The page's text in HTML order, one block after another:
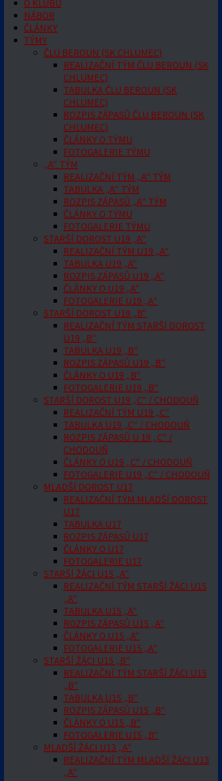
O KLUBU
NÁBOR
ČLÁNKY
TÝMY
ČLU BEROUN (SK CHLUMEC)
REALIZAČNÍ TÝM ČLU BEROUN (SK
CHLUMEC)
TABULKA ČLU BEROUN (SK
CHLUMEC)
ROZPIS ZÁPASŮ ČLU BEROUN (SK
CHLUMEC)
ČLÁNKY O TÝMU
FOTOGALERIE TÝMU
„A“ TÝM
REALIZAČNÍ TÝM „A“ TÝM
TABULKA „A“ TÝM
ROZPIS ZÁPASŮ „A“ TÝM
ČLÁNKY O TÝMU
FOTOGALERIE TÝMU
STARŠÍ DOROST U19 „A“
REALIZAČNÍ TÝM U19 „A“
TABULKA U19 „A“
ROZPIS ZÁPASŮ U19 „A“
ČLÁNKY O U19 „A“
FOTOGALERIE U19 „A“
STARŠÍ DOROST U19 „B“
REALIZAČNÍ TÝM STARŠÍ DOROST
U19 „B“
TABULKA U19 „B“
ROZPIS ZÁPASŮ U19 „B“
ČLÁNKY O U19 „B“
FOTOGALERIE U19 „B“
STARŠÍ DOROST U19 „C“ / CHODOUŇ
REALIZAČNÍ TÝM U19 „C“
TABULKA U19 „C“ / CHODOUŇ
ROZPIS ZÁPASŮ U 19 „C“ /
CHODOUŇ
ČLÁNKY O U19 „C“ / CHODOUŇ
FOTOGALERIE U19 „C“ / CHODOUŇ
MLADŠÍ DOROST U17
REALIZAČNÍ TÝM MLADŠÍ DOROST
U17
TABULKA U17
ROZPIS ZÁPASŮ U17
ČLÁNKY O U17
FOTOGALERIE U17
STARŠÍ ŽÁCI U15 „A“
REALIZAČNÍ TÝM STARŠÍ ŽÁCI U15
„A“
TABULKA U15 „A“
ROZPIS ZÁPASŮ U15 „A“
ČLÁNKY O U15 „A“
FOTOGALERIE U15 „A“
STARŠÍ ŽÁCI U15 „B“
REALIZAČNÍ TÝM STARŠÍ ŽÁCI U15
„B“
TABULKA U15 „B“
ROZPIS ZÁPASŮ U15 „B“
ČLÁNKY O U15 „B“
FOTOGALERIE U15 „B“
MLADŠÍ ŽÁCI U13 „A“
REALIZAČNÍ TÝM MLADŠÍ ŽÁCI U13
„A“